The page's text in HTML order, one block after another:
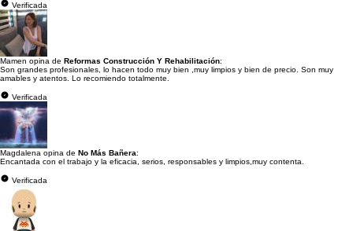
Verificada
Mamen opina de Reformas Construcción Y Rehabilitación:
Son grandes profesionales, lo hacen todo muy bien ,muy limpios y bien de precio. Son muy
amables y atentos. Lo recomiendo totalmente.
Verificada
Magdalena opina de No Más Bañera:
Encantada con el trabajo y la eficacia, serios, responsables y limpios,muy contenta.
Verificada